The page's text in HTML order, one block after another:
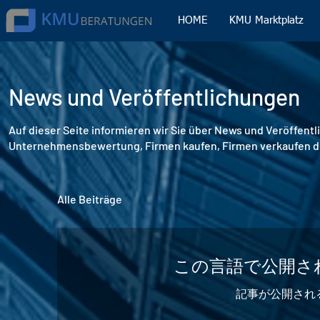
HOME KMU Marktplatz
News und Veröffentlichungen
Auf dieser Seite informieren wir Sie über News und
Unternehmensbewertung, Firmen kaufen, Firmen verkaufen
Alle Beiträge
この言語で公開
記事が公開され